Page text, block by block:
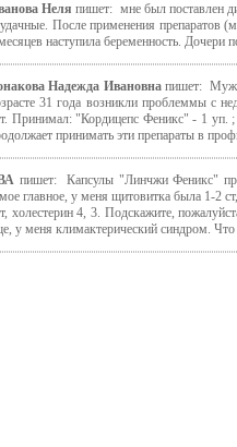
Неля пишет: мне был поставлен
После применения препаратов
наступила беременность. Дочери
Надежда Ивановнапишет:
31 года возникли проблеммы с
Принимал: "Кордицепс Феникс" - 1
принимать эти препараты в
пишет: Капсулы "Линчжи Феникс"
главное, у меня щитовитка была 1-2
холестерин 4, 3. Подскажите,
у меня климактерический синдром.